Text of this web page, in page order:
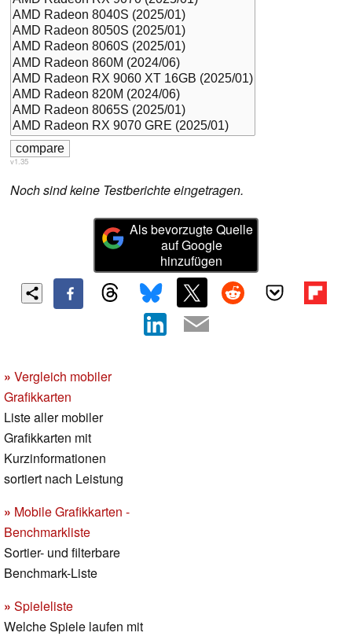
v1.35
Noch sind keine Testberichte eingetragen.
Als bevorzugte Quelle
auf Google
hinzufügen
» Vergleich mobiler
Grafikkarten
Liste aller mobiler
Grafikkarten mit
Kurzinformationen
sortiert nach Leistung
» Mobile Grafikkarten -
Benchmarkliste
Sortier- und filterbare
Benchmark-Liste
» Spieleliste
Welche Spiele laufen mit